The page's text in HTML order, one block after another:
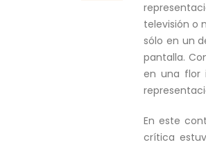
televisión o
sólo en un
pantalla.
en una flor
En este
crítica